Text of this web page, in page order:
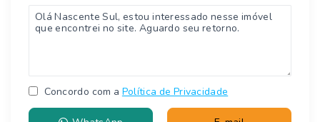
Concordo com a Política de Privacidade